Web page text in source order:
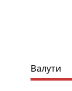
Валути